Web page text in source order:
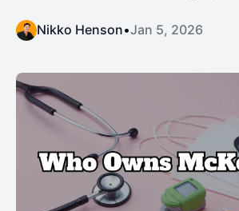
Nikko Henson•Jan 5, 2026